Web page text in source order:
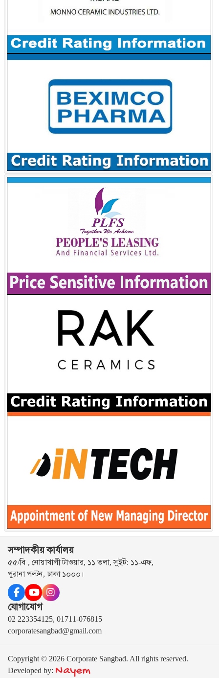
সম্পাদকীয় কার্যালয়
৫৫/বি , নোয়াখালী টাওয়ার, ১১ তলা, সুইট: ১১-এফ,
পুরানা পল্টন, ঢাকা ১০০০।
যোগাযোগ
02 223354125, 01711-076815
corporatesangbad@gmail.com
Copyright © 2026 Corporate Sangbad. All rights reserved.
Developed by: Nayem